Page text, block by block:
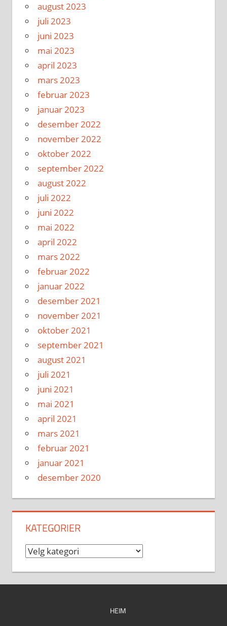
august 2023
juli 2023
juni 2023
mai 2023
april 2023
mars 2023
februar 2023
januar 2023
desember 2022
november 2022
oktober 2022
september 2022
august 2022
juli 2022
juni 2022
mai 2022
april 2022
mars 2022
februar 2022
januar 2022
desember 2021
november 2021
oktober 2021
september 2021
august 2021
juli 2021
juni 2021
mai 2021
april 2021
mars 2021
februar 2021
januar 2021
desember 2020
KATEGORIER
Kategorier
HEIM